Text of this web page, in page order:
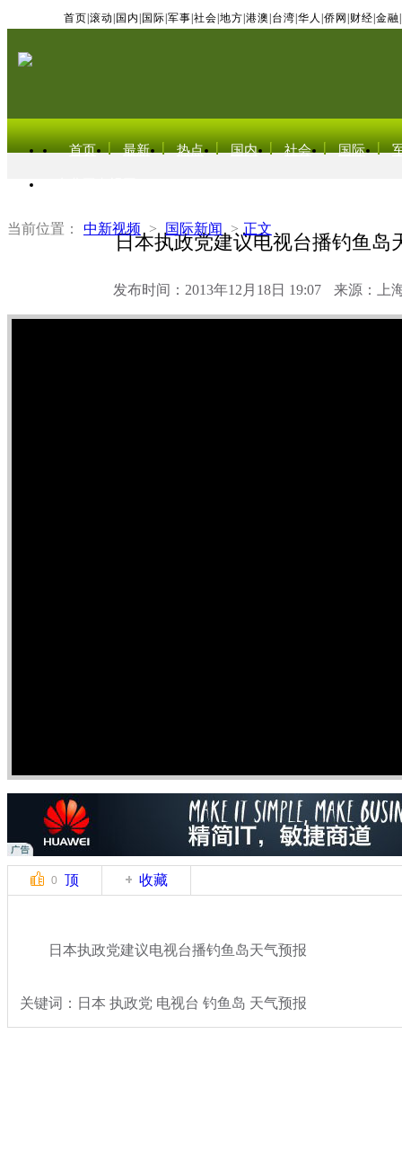
首页 滚动 国内 国际 军事 社会 地方 港澳 台湾 华人 侨网 财经 金融
首页 最新 热点 国内 社会 国际
当前位置： 中新视频 > 国际新闻 > 正文
日本执政党建议电视台播钓鱼岛
发布时间：2013年12月18日 19:07 来源：上
0 顶 收藏
日本执政党建议电视台播钓鱼岛天气预报
关键词：日本 执政党 电视台 钓鱼岛 天气预报